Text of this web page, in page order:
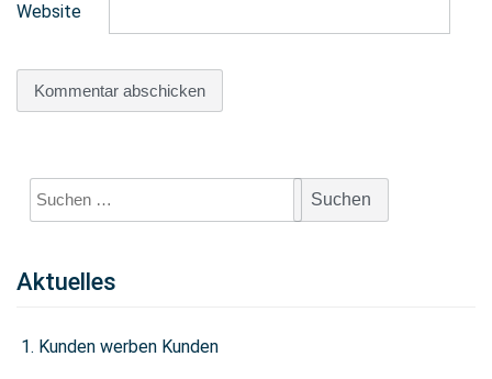
Website
Suchen
nach:
Aktuelles
Kunden werben Kunden